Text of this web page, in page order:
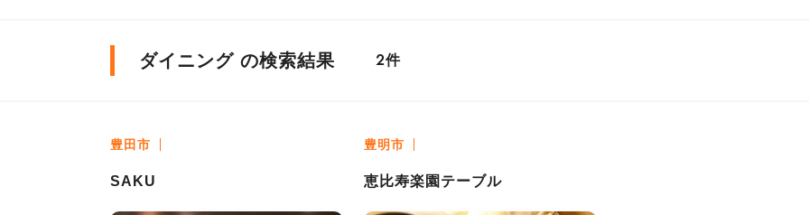
ダイニング の検索結果 2件
豊田市
SAKU
豊明市
恵比寿楽園テーブル